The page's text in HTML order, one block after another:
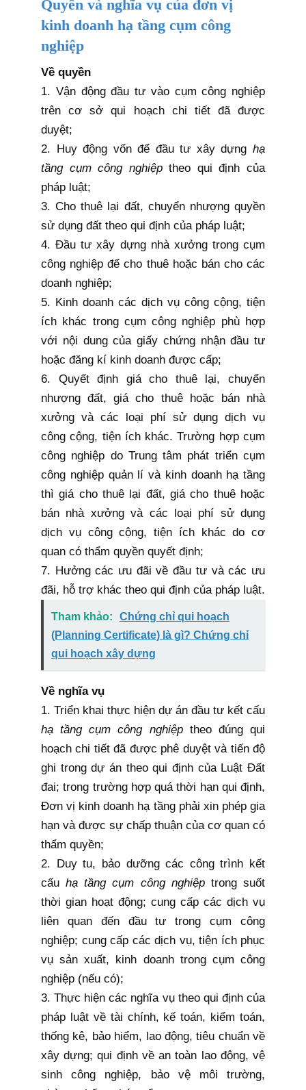
Quyền và nghĩa vụ của đơn vị
kinh doanh hạ tầng cụm công
nghiệp
Về quyền
1. Vận động đầu tư vào cụm công nghiệp
trên cơ sở qui hoạch chi tiết đã được
duyệt;
2. Huy động vốn để đầu tư xây dựng hạ
tầng cụm công nghiệptheo qui định của
pháp luật;
3. Cho thuê lại đất, chuyển nhượng quyền
sử dụng đất theo qui định của pháp luật;
4. Đầu tư xây dựng nhà xưởng trong cụm
công nghiệp để cho thuê hoặc bán cho các
doanh nghiệp;
5. Kinh doanh các dịch vụ công cộng, tiện
ích khác trong cụm công nghiệp phù hợp
với nội dung của giấy chứng nhận đầu tư
hoặc đăng kí kinh doanh được cấp;
6. Quyết định giá cho thuê lại, chuyển
nhượng đất, giá cho thuê hoặc bán nhà
xưởng và các loại phí sử dụng dịch vụ
công cộng, tiện ích khác. Trường hợp cụm
công nghiệp do Trung tâm phát triển cụm
công nghiệp quản lí và kinh doanh hạ tầng
thì giá cho thuê lại đất, giá cho thuê hoặc
bán nhà xưởng và các loại phí sử dụng
dịch vụ công cộng, tiện ích khác do cơ
quan có thẩm quyền quyết định;
7. Hưởng các ưu đãi về đầu tư và các ưu
đãi, hỗ trợ khác theo qui định của pháp luật.
Tham khảo:
Chứng chỉ qui hoạch
(Planning Certificate) là gì? Chứng chỉ
qui hoạch xây dựng
Về nghĩa vụ
1. Triển khai thực hiện dự án đầu tư kết cấu
hạ tầng cụm công nghiệptheo đúng qui
hoạch chi tiết đã được phê duyệt và tiến độ
ghi trong dự án theoqui định của Luật Đất
đai; trong trường hợp quá thời hạn qui định,
Đơn vị kinh doanh hạ tầng phải xin phép gia
hạn và được sự chấp thuận của cơ quan có
thẩm quyền;
2. Duy tu, bảo dưỡng các công trình kết
cấuhạ tầng cụm công nghiệptrong suốt
thời gian hoạt động; cung cấp các dịch vụ
liên quan đến đầu tư trong cụm công
nghiệp; cung cấp các dịch vụ, tiện ích phục
vụ sản xuất, kinh doanh trong cụm công
nghiệp (nếu có);
3. Thực hiện các nghĩa vụ theo qui địnhcủa
pháp luật về tài chính, kế toán, kiểm toán,
thống kê, bảo hiểm, lao động, tiêu chuẩn về
xây dựng;qui địnhvề an toàn lao động, vệ
sinh công nghiệp, bảo vệ môi trường,